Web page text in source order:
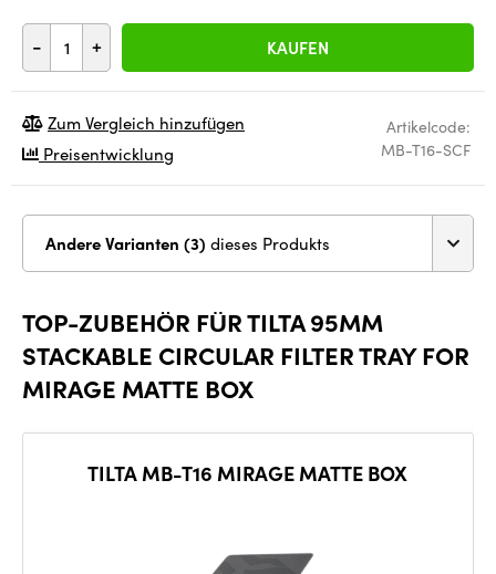
- + KAUFEN
Artikelcode:
MB-T16-SCF
Zum Vergleich hinzufügen
Preisentwicklung
Andere Varianten (3) dieses Produkts
TOP-ZUBEHÖR FÜR TILTA 95MM
STACKABLE CIRCULAR FILTER TRAY FOR
MIRAGE MATTE BOX
TILTA MB-T16 MIRAGE MATTE BOX